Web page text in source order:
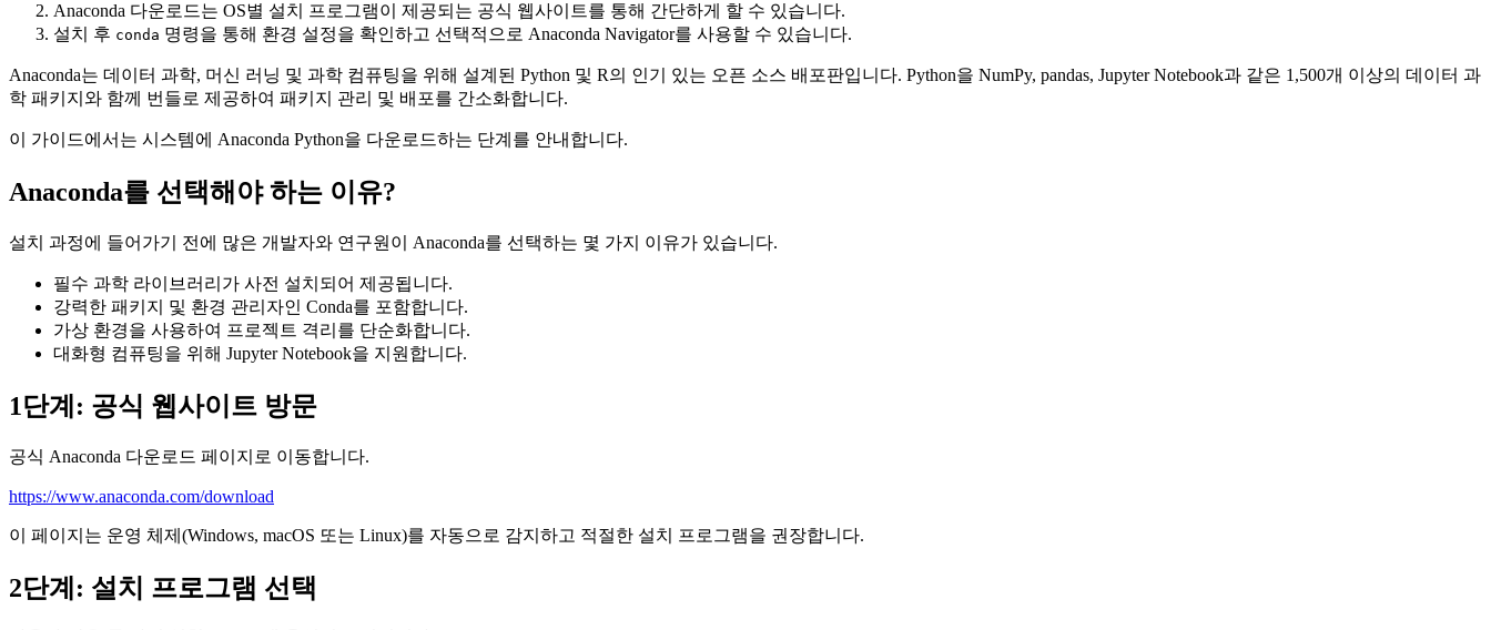
Anaconda 다운로드는 OS별 설치 프로그램이 제공되는 공식 웹사이트를 통해 간단하게 할 수 있습니다.
설치 후 conda 명령을 통해 환경 설정을 확인하고 선택적으로 Anaconda Navigator를 사용할 수 있습니다.
Anaconda는 데이터 과학, 머신 러닝 및 과학 컴퓨팅을 위해 설계된 Python 및 R의 인기 있는 오픈 소스 배포판입니다. Python을 NumPy, pandas, Jupyter Notebook과 같은 1,500개 이상의 데이터 과
학 패키지와 함께 번들로 제공하여 패키지 관리 및 배포를 간소화합니다.
이 가이드에서는 시스템에 Anaconda Python을 다운로드하는 단계를 안내합니다.
Anaconda를 선택해야 하는 이유?
설치 과정에 들어가기 전에 많은 개발자와 연구원이 Anaconda를 선택하는 몇 가지 이유가 있습니다.
필수 과학 라이브러리가 사전 설치되어 제공됩니다.
강력한 패키지 및 환경 관리자인 Conda를 포함합니다.
가상 환경을 사용하여 프로젝트 격리를 단순화합니다.
대화형 컴퓨팅을 위해 Jupyter Notebook을 지원합니다.
1단계: 공식 웹사이트 방문
공식 Anaconda 다운로드 페이지로 이동합니다.
https://www.anaconda.com/download
이 페이지는 운영 체제(Windows, macOS 또는 Linux)를 자동으로 감지하고 적절한 설치 프로그램을 권장합니다.
2단계: 설치 프로그램 선택